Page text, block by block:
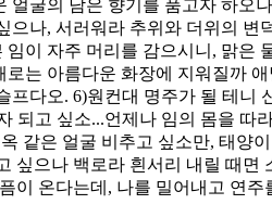
얼굴의 남은 향기를 품고자 하
으나, 서러워라 추위와 더위의
이 자주 머리를 감으시니, 맑
는 아름다운 화장에 지워질까
프다오. 6)원컨대 명주가 될 테
되고 싶소...언제나 임의 몸을
같은 얼굴 비추고 싶소만, 태양
싶으나 백로라 흰서리 내릴 때
이 온다는데, 나를 밀어내고 연주